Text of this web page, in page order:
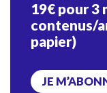
19€ pour 3
contenus/
papier)
JE